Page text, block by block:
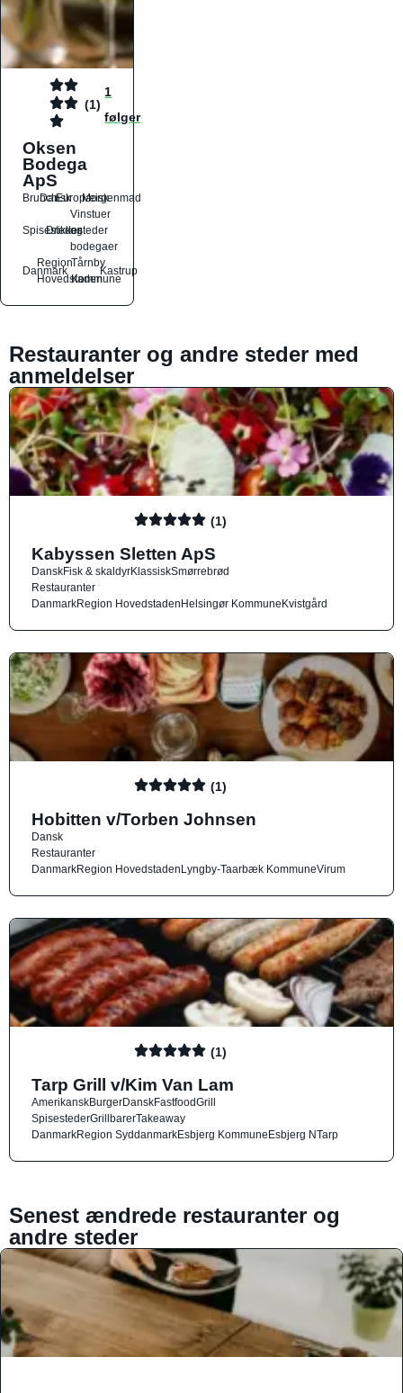
(1)
1
følger
Oksen
Bodega
ApS
Brunch
DanskEuropæiskMorgenmad
Spisesteder
Drikkesteder
Vinstuer
og
bodegaer
Danmark
Region
Hovedstaden
Tårnby
Kommune
Kastrup
Restauranter og andre steder med
anmeldelser
(1)
Kabyssen Sletten ApS
DanskFisk & skaldyrKlassiskSmørrebrød
Restauranter
DanmarkRegion HovedstadenHelsingør KommuneKvistgård
(1)
Hobitten v/Torben Johnsen
Dansk
Restauranter
DanmarkRegion HovedstadenLyngby-Taarbæk KommuneVirum
(1)
Tarp Grill v/Kim Van Lam
AmerikanskBurgerDanskFastfoodGrill
SpisestederGrillbarerTakeaway
DanmarkRegion SyddanmarkEsbjerg KommuneEsbjerg NTarp
Senest ændrede restauranter og
andre steder